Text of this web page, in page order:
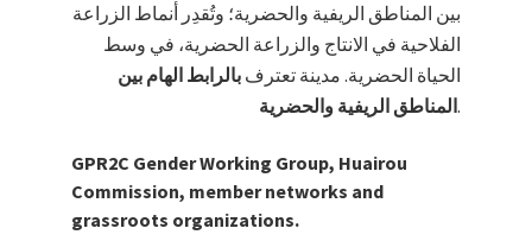
بين المناطق الريفية والحضرية؛ وتُقدِر أنماط الزراعة
الفلاحية في الانتاج والزراعة الحضرية، في وسط
الحياة الحضرية. مدينة تعترف بالرابط الهام بين
المناطق الريفية والحضرية.
GPR2C Gender Working Group, Huairou
Commission, member networks and
grassroots organizations.